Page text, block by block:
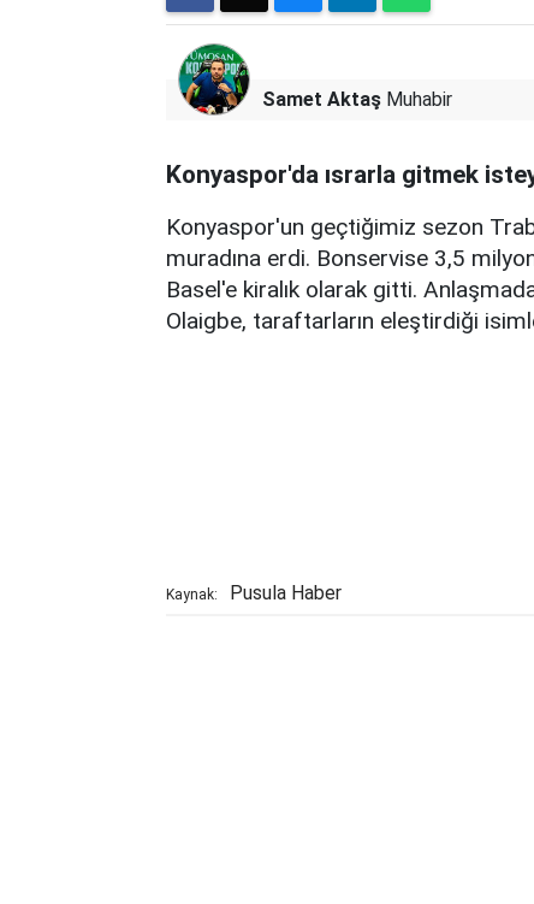
Samet Aktaş Muhabir
Konyaspor'da ısrarla gitmek
Konyaspor'un geçtiğimiz sezon
muradına erdi. Bonservise 3,5
Basel'e kiralık olarak gitti.
Olaigbe, taraftarların eleştirdiği
Kaynak: Pusula Haber